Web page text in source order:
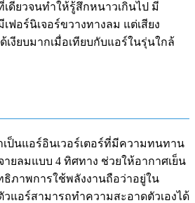
ดียวจนทำให้รู้สึกหนาวเกินไป มี
ฟอร์นิเจอร์ขวางทางลม แต่เสียง
งียบมากเมื่อเทียบกับแอร์ในรุ่นใกล้
เป็นแอร์อินเวอร์เตอร์ที่มีความทนทาน
ายลมแบบ 4 ทิศทาง ช่วยให้อากาศเย็น
ธิภาพการใช้พลังงานถือว่าอยู่ใน
วแอร์สามารถทำความสะอาดตัวเองได้